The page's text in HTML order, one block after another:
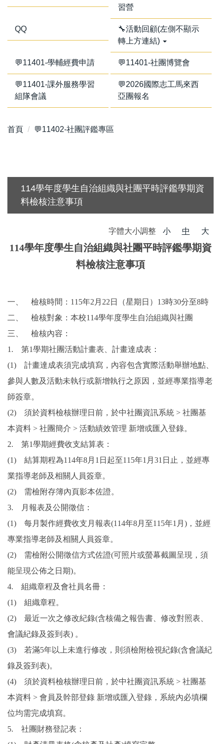
習營
QQ
🔧活動回顧(左側不顯示
轉上方連結)
💬11401-學輔經費申請 💬11401-社團博覽會
💬11401-課外服務學習
組隊會議
💬2026國際志工馬來西
亞團報名
首頁 💬11402-社團評鑑專區
114學年度學生自治組織與社團平時評鑑學期資
料檢核注意事項
字體大小調整 小 中 大
114學年度學生自治組織與社團平時評鑑學期資
料檢核注意事項
一、 檢核時間：115年2月22日（星期日）13時30分至8時
二、 檢核對象：本校114學年度學生自治組織與社團
三、 檢核內容：
1. 第1學期社團活動計畫表、計畫達成表：
(1) 計畫達成表須完成填寫，內容包含實際活動舉辦地點、
參與人數及活動未執行或新增執行之原因，並經專業指導老
師簽章。
(2) 須於資料檢核辦理日前，於中社團資訊系統 > 社團基
本資料 > 社團簡介 > 活動績效管理 新增或匯入登錄。
2. 第1學期經費收支結算表：
(1) 結算期程為114年8月1日起至115年1月31日止，並經專
業指導老師及相關人員簽章。
(2) 需檢附存簿內頁影本佐證。
3. 月報表及公開徵信：
(1) 每月製作經費收支月報表(114年8月至115年1月)，並經
專業指導老師及相關人員簽章。
(2) 需檢附公開徵信方式佐證(可照片或螢幕截圖呈現，須
能呈現公佈之日期)。
4. 組織章程及會社員名冊：
(1) 組織章程。
(2) 最近一次之修改紀錄(含核備之報告書、修改對照表、
會議紀錄及簽到表) 。
(3) 若滿5年以上未進行修改，則須檢附檢視紀錄(含會議紀
錄及簽到表)。
(4) 須於資料檢核辦理日前，於中社團資訊系統 > 社團基
本資料 > 會員及幹部登錄 新增或匯入登錄，系統內必填欄
位均需完成填寫。
5. 社團財務登記表：